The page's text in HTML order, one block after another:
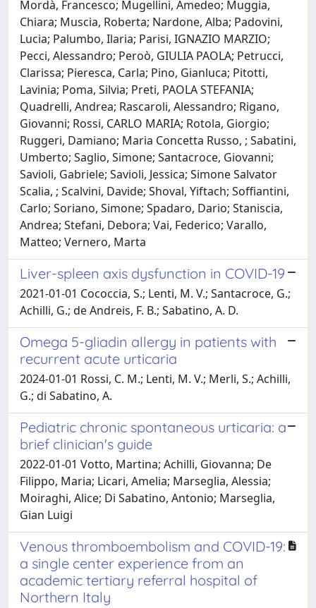
Mordà, Francesco; Mugellini, Amedeo; Muggia,
Chiara; Muscia, Roberta; Nardone, Alba; Padovini,
Lucia; Palumbo, Ilaria; Parisi, IGNAZIO MARZIO;
Pecci, Alessandro; Peroò, GIULIA PAOLA; Petrucci,
Clarissa; Pieresca, Carla; Pino, Gianluca; Pitotti,
Lavinia; Poma, Silvia; Preti, PAOLA STEFANIA;
Quadrelli, Andrea; Rascaroli, Alessandro; Rigano,
Giovanni; Rossi, CARLO MARIA; Rotola, Giorgio;
Ruggeri, Damiano; Maria Concetta Russo, ; Sabatini,
Umberto; Saglio, Simone; Santacroce, Giovanni;
Savioli, Gabriele; Savioli, Jessica; Simone Salvator
Scalia, ; Scalvini, Davide; Shoval, Yiftach; Soffiantini,
Carlo; Soriano, Simone; Spadaro, Dario; Staniscia,
Andrea; Stefani, Debora; Vai, Federico; Varallo,
Matteo; Vernero, Marta
Liver-spleen axis dysfunction in COVID-19
2021-01-01 Cococcia, S.; Lenti, M. V.; Santacroce, G.;
Achilli, G.; de Andreis, F. B.; Sabatino, A. D.
Omega 5-gliadin allergy in patients with
recurrent acute urticaria
2024-01-01 Rossi, C. M.; Lenti, M. V.; Merli, S.; Achilli,
G.; di Sabatino, A.
Pediatric chronic spontaneous urticaria: a
brief clinician's guide
2022-01-01 Votto, Martina; Achilli, Giovanna; De
Filippo, Maria; Licari, Amelia; Marseglia, Alessia;
Moiraghi, Alice; Di Sabatino, Antonio; Marseglia,
Gian Luigi
Venous thromboembolism and COVID-19:
a single center experience from an
academic tertiary referral hospital of
Northern Italy